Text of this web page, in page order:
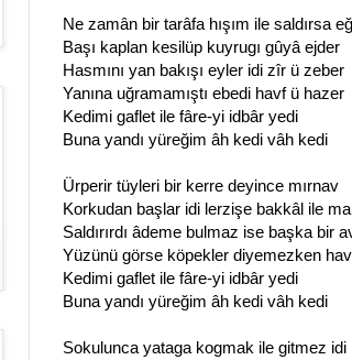
Ne zamân bir tarâfa hışım ile saldırsa
Başı kaplan kesilüp kuyrugı gûyâ ejder
Hasmını yan bakışı eyler idi zîr ü zeber
Yanına uğramamıştı ebedi havf ü hazer
Kedimi gaflet ile fâre-yi idbâr yedi
Buna yandı yüreğim âh kedi vâh kedi
Ürperir tüyleri bir kerre deyince mırnav
Korkudan başlar idi lerzişe bakkâl ile
Saldırırdı âdeme bulmaz ise başka bir
Yüzünü görse köpekler diyemezken
Kedimi gaflet ile fâre-yi idbâr yedi
Buna yandı yüreğim âh kedi vâh kedi
Sokulunca yataga kogmak ile gitmez idi